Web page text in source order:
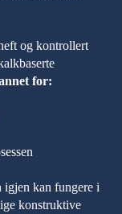
og kontrollert
for:
igjen kan fungere i
konstruktive